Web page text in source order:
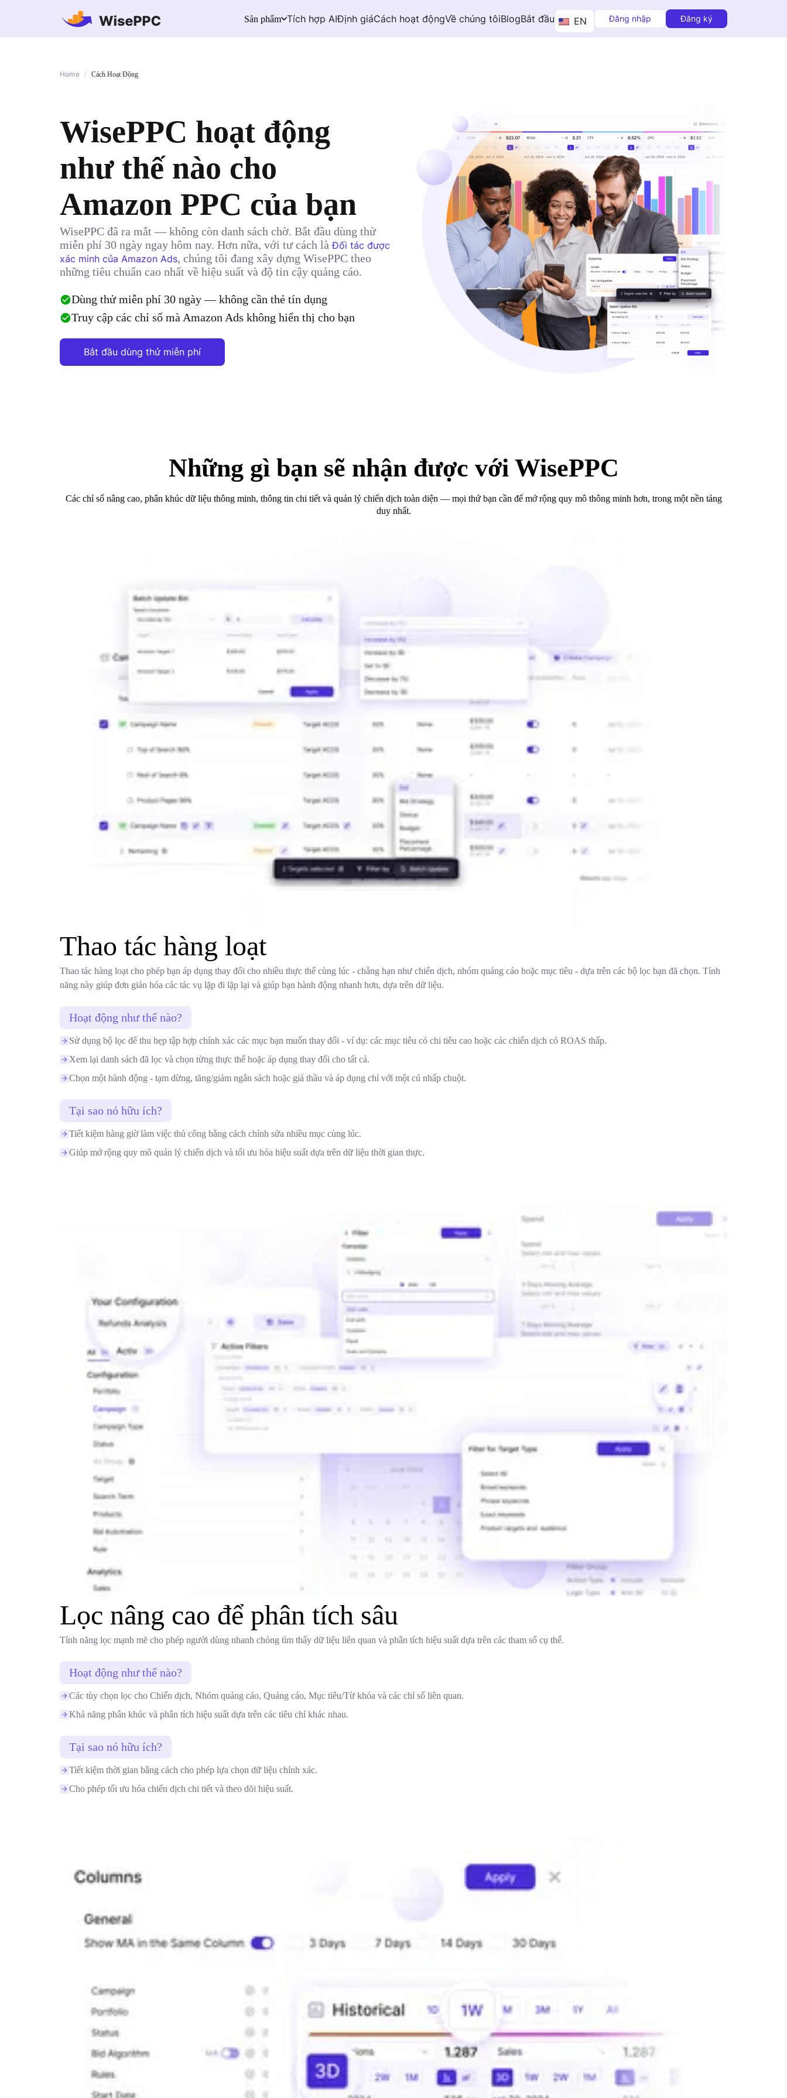
Sản phẩm Tích hợp AIĐịnh giáCách hoạt độngVề chúng tôiBlogBắt đầu EN Đăng nhập Đăng ký
Home / Cách Hoạt Động
WisePPC hoạt động
như thế nào cho
Amazon PPC của bạn
WisePPC đã ra mắt — không còn danh sách chờ. Bắt đầu dùng thử
miễn phí 30 ngày ngay hôm nay. Hơn nữa, với tư cách làĐối tác được
xác minh của Amazon Ads, chúng tôi đang xây dựng WisePPC theo
những tiêu chuẩn cao nhất về hiệu suất và độ tin cậy quảng cáo.
Dùng thử miễn phí 30 ngày — không cần thẻ tín dụng
Truy cập các chỉ số mà Amazon Ads không hiển thị cho bạn
Bắt đầu dùng thử miễn phí
Những gì bạn sẽ nhận được với WisePPC
Các chỉ số nâng cao, phân khúc dữ liệu thông minh, thông tin chi tiết và quản lý chiến dịch toàn diện — mọi thứ bạn cần để mở rộng quy mô thông minh hơn, trong một nền tảng
duy nhất.
Thao tác hàng loạt
Thao tác hàng loạt cho phép bạn áp dụng thay đổi cho nhiều thực thể cùng lúc - chẳng hạn như chiến dịch, nhóm quảng cáo hoặc mục tiêu - dựa trên các bộ lọc bạn đã chọn. Tính
năng này giúp đơn giản hóa các tác vụ lặp đi lặp lại và giúp bạn hành động nhanh hơn, dựa trên dữ liệu.
Hoạt động như thế nào?
Sử dụng bộ lọc để thu hẹp tập hợp chính xác các mục bạn muốn thay đổi - ví dụ: các mục tiêu có chi tiêu cao hoặc các chiến dịch có ROAS thấp.
Xem lại danh sách đã lọc và chọn từng thực thể hoặc áp dụng thay đổi cho tất cả.
Chọn một hành động - tạm dừng, tăng/giảm ngân sách hoặc giá thầu và áp dụng chỉ với một cú nhấp chuột.
Tại sao nó hữu ích?
Tiết kiệm hàng giờ làm việc thủ công bằng cách chỉnh sửa nhiều mục cùng lúc.
Giúp mở rộng quy mô quản lý chiến dịch và tối ưu hóa hiệu suất dựa trên dữ liệu thời gian thực.
Lọc nâng cao để phân tích sâu
Tính năng lọc mạnh mẽ cho phép người dùng nhanh chóng tìm thấy dữ liệu liên quan và phân tích hiệu suất dựa trên các tham số cụ thể.
Hoạt động như thế nào?
Các tùy chọn lọc cho Chiến dịch, Nhóm quảng cáo, Quảng cáo, Mục tiêu/Từ khóa và các chỉ số liên quan.
Khả năng phân khúc và phân tích hiệu suất dựa trên các tiêu chí khác nhau.
Tại sao nó hữu ích?
Tiết kiệm thời gian bằng cách cho phép lựa chọn dữ liệu chính xác.
Cho phép tối ưu hóa chiến dịch chi tiết và theo dõi hiệu suất.